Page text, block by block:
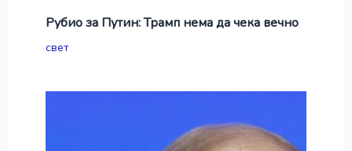
Рубио за Путин: Трамп нема да чека вечно
свет